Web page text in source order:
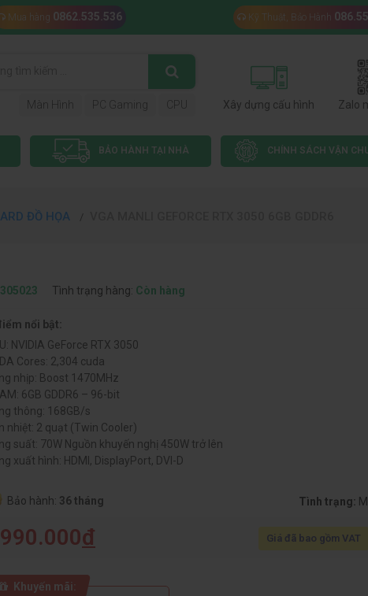
Mua hàng 0862.535.536 Kỹ Thuật, Bảo Hành
Màn Hình PC Gaming CPU Xây dựng cấu hình Zalo
BẢO HÀNH TẠI NHÀ CHÍNH SÁCH VẬN
ĐỒ HỌA
Tình trạng hàng: Còn hàng
nổi bật:
NVIDIA GeForce RTX 3050
Cores: 2,304 cuda
nhịp: Boost 1470MHz
6GB GDDR6 – 96-bit
thông: 168GB/s
nhiệt: 2 quạt (Twin Cooler)
suất: 70W Nguồn khuyến nghị 450W trở lên
xuất hình: HDMI, DisplayPort, DVI-D
Bảo hành: 36 tháng Tình trạng:
đ Giá đã bao gồm VAT
Khuyến mãi: